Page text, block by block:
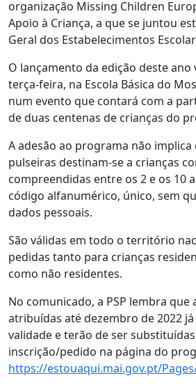
organização Missing Children
Apoio à Criança, a que se juntou
Geral dos Estabelecimentos
O lançamento da edição deste ano
terça-feira, na Escola Básica do
num evento que contará com a
de duas centenas de crianças do
A adesão ao programa não
pulseiras destinam-se a crianças
compreendidas entre os 2 e os 10
código alfanumérico, único, sem
dados pessoais.
São válidas em todo o território
pedidas tanto para crianças
como não residentes.
No comunicado, a PSP lembra que
atribuídas até dezembro de 2022
validade e terão de ser
inscrição/pedido na página do
https://estouaqui.mai.gov.pt/